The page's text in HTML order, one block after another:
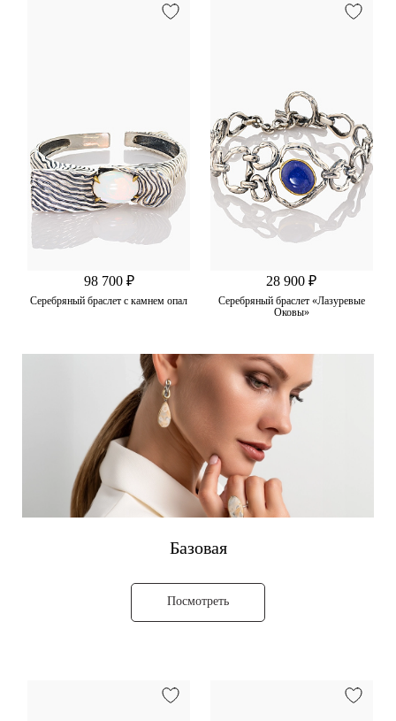
98 700 ₽
Серебряный браслет с камнем опал
28 900 ₽
Серебряный браслет «Лазуревые
Оковы»
Базовая
Посмотреть